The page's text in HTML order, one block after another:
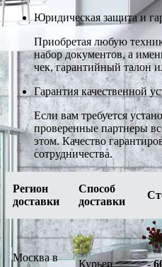
Юридическая защита и
Приобретая любую
набор документов, а
чек, гарантийный талон
Гарантия качественной
Если вам требуется
проверенные партнеры
этом. Качество
сотрудничества.
Регион
доставки
Способ
доставки
Москва в
Курьер -